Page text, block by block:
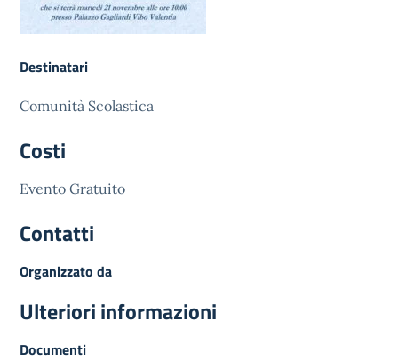
Destinatari
Comunità Scolastica
Costi
Evento Gratuito
Contatti
Organizzato da
Ulteriori informazioni
Documenti